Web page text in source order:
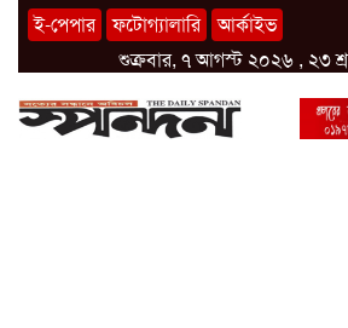
ই-পেপার ফটোগ্যালারি
আর্কাইভ
শুক্রবার, ৭ আগস্ট ২০২৬ , ২৩